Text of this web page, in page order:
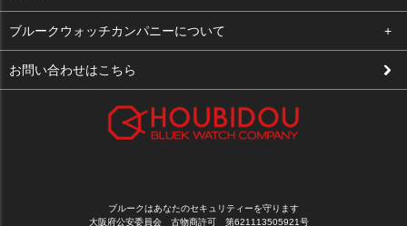
支払い・送料
修理依頼
ログイン
お気に入り
ブルークウォッチカンパニーについて
会社概要
お問い合わせはこちら
ブルークはあなたのセキュリティーを守ります
大阪府公安委員会 古物商許可 第621113505921号